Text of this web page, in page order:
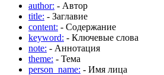
author: - Автор
title: - Заглавие
content: - Содержание
keyword: - Ключевые слова
note: - Аннотация
theme: - Тема
person_name: - Имя лица